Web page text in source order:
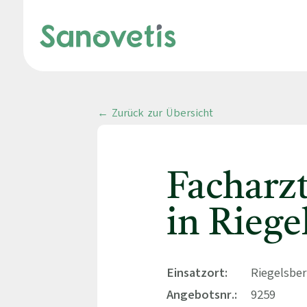
← Zurück zur Übersicht
in
Einsatzort:
Angebotsnr.:
9259